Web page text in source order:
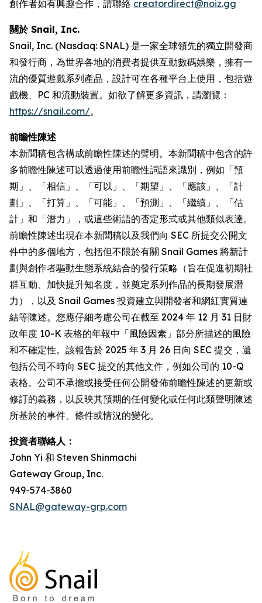
創作者如有興趣合作，請聯絡 creatordirect@noiz.gg
關於 Snail, Inc.
Snail, Inc. (Nasdaq: SNAL) 是一家全球領先的獨立開發商
和發行商，為世界各地的消費者提供互動數碼娛樂，擁有一
流的優質遊戲系列產品，設計可在各種平台上使用，包括遊
戲機、PC 和流動裝置。如欲了解更多資訊，請瀏覽：
https://snail.com/。
前瞻性陳述
本新聞稿包含構成前瞻性陳述的聲明。本新聞稿中包含的許
多前瞻性陳述可以透過使用前瞻性詞語來識別，例如「預
期」、「相信」、「可以」、「期望」、「應該」、「計
劃」、「打算」、「可能」、「預測」、「繼續」、「估
計」和「潛力」，或這些術語的否定形式或其他類似表達。
前瞻性陳述出現在本新聞稿以及我們向 SEC 所提交公開文
件中的多個地方，包括但不限於有關 Snail Games 將新計
劃與創作者驅動生態系統結合的發行策略（旨在促進初期社
群互動、加快提升知名度，並奠定系列作品的長期發展潛
力），以及 Snail Games 投資建立與開發者和網紅實質連
結等陳述。您應仔細考慮公司在截至 2024 年 12 月 31 日財
政年度 10-K 表格的年報中「風險因素」部分所描述的風險
和不確定性。該報告於 2025 年 3 月 26 日向 SEC 提交，還
包括公司不時向 SEC 提交的其他文件，例如公司的 10-Q
表格。公司不承擔或接受任何公開發佈前瞻性陳述的更新或
修訂的義務，以反映其預期的任何變化或任何此類聲明陳述
所基於的事件、條件或情況的變化。
投資者聯絡人：
John Yi 和 Steven Shinmachi
Gateway Group, Inc.
949-574-3860
SNAL@gateway-grp.com